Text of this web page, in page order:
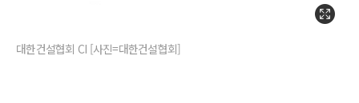
대한건설협회 CI [사진=대한건설협회]